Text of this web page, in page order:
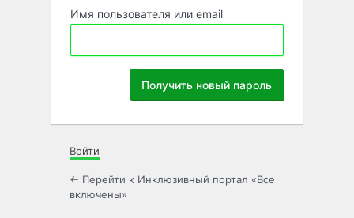
Имя пользователя или email
Войти
← Перейти к Инклюзивный портал «Все
включены»